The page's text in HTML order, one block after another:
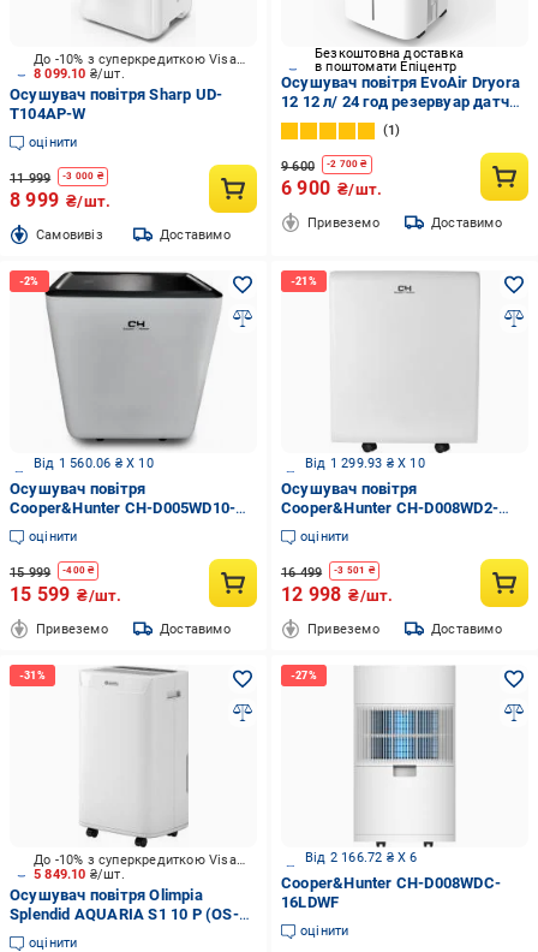
8 099.10 ₴/шт.
До -10% з суперкредиткою Visa Вигода
Осушувач повітря Sharp UD-
T104AP-W
оцінити
11 999 -3 000 ₴
8 999 ₴/шт.
Cамовивіз Доставимо
Безкоштовна доставка
в поштомати Епіцентр
Осушувач повітря EvoAir Dryora
12 12 л/ 24 год резервуар датчик
вологості 1,6 л (evoairDryora12)
1
9 600 -2 700 ₴
6 900 ₴/шт.
Привеземо Доставимо
Від 1 560.06 ₴ X 10
Осушувач повітря
Cooper&Hunter CH-D005WD10-
12LD UWF
оцінити
15 999 -400 ₴
15 599 ₴/шт.
Привеземо Доставимо
Від 1 299.93 ₴ X 10
Осушувач повітря
Cooper&Hunter CH-D008WD2-
16LD WF
оцінити
16 499 -3 501 ₴
12 998 ₴/шт.
Привеземо Доставимо
5 849.10 ₴/шт.
До -10% з суперкредиткою Visa Вигода
Осушувач повітря Olimpia
Splendid AQUARIA S1 10 P (OS-
2060)
оцінити
Від 2 166.72 ₴ X 6
Cooper&Hunter CH-D008WDC-
16LDWF
оцінити